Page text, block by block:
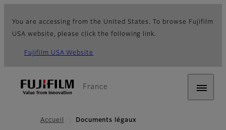
You are accessing from the United States. To browse Fujifilm
USA website, please click the following link.
Fujifilm USA Website
France
Accueil Documents légaux